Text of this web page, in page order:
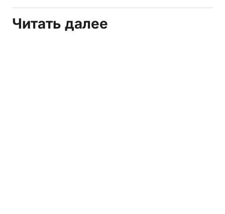
Читать далее